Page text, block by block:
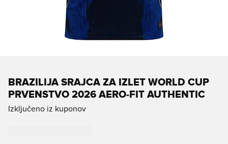
BRAZILIJA SRAJCA ZA IZLET WORLD CUP
PRVENSTVO 2026 AERO-FIT AUTHENTIC
Izključeno iz kuponov